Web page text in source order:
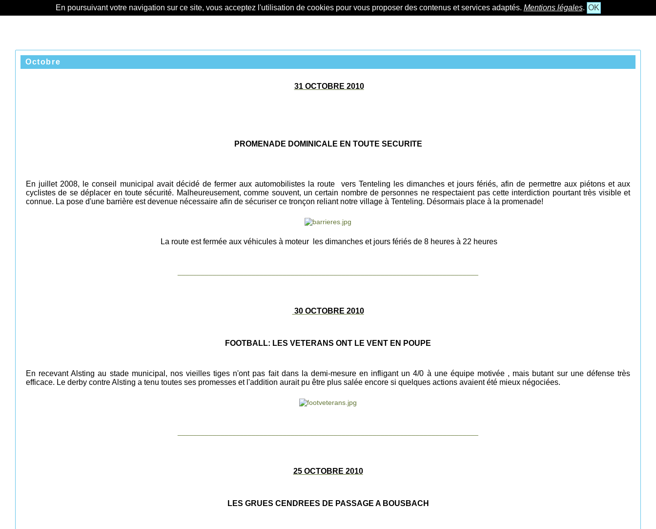
En poursuivant votre navigation sur ce site, vous acceptez l'utilisation de cookies pour vous proposer des contenus et services adaptés. Mentions légales. OK
Octobre
31 OCTOBRE 2010
PROMENADE DOMINICALE EN TOUTE SECURITE
En juillet 2008, le conseil municipal avait décidé de fermeraux automobilistes la route vers Tenteling les dimancheset jours fériés, afin de permettre aux piétons et aux
cyclistes de se déplacer en toute sécurité. Malheureusement, comme souvent, un certain nombre de personnes ne respectaient pas cette interdiction pourtant très visible et
connue. La pose d'une barrière est devenue nécessaire afin de sécuriser ce tronçon reliant notre village à Tenteling. Désormais place à la promenade!
La route est fermée aux véhicules à moteur les dimanches et jours fériés de 8 heures à 22 heures
30 OCTOBRE 2010
FOOTBALL: LES VETERANS ONT LE VENT EN POUPE
En recevant Alsting au stade municipal, nos vieilles tiges n'ont pas fait dans la demi-mesure en infligant un 4/0 à une équipe motivée , mais butant sur une défense très
efficace. Le derby contre Alsting a tenu toutes ses promesses et l'addition aurait pu être plus salée encore si quelques actions avaient été mieux négociées.
25 OCTOBRE 2010
LES GRUES CENDREES DE PASSAGE A BOUSBACH